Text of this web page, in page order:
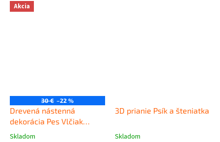
Akcia
30 € –22 %
Drevená nástenná
dekorácia Pes Vlčiak
čierny
Skladom
3D prianie Psík a šteniatka
Skladom